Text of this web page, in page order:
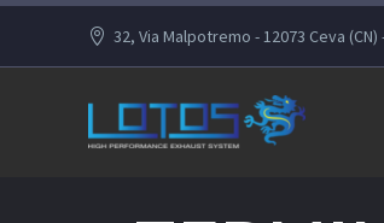
32, Via Malpotremo - 12073 Ceva (CN)